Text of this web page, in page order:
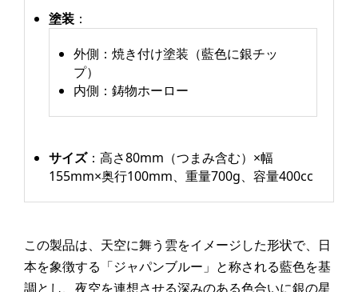
塗装 ：
外側：焼き付け塗装（藍色に銀チッ
プ）
内側：鋳物ホーロー
サイズ：高さ80mm（つまみ含む）×幅
155mm×奥行100mm、重量700g、容量400cc
この製品は、天空に舞う雲をイメージした形状で、日
本を象徴する「ジャパンブルー」と称される藍色を基
調とし、夜空を連想させる深みのある色合いに銀の星